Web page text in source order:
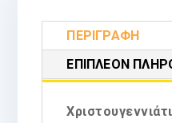
ΠΕΡΙΓΡΑΦΉ
ΕΠΙΠΛΈΟΝ